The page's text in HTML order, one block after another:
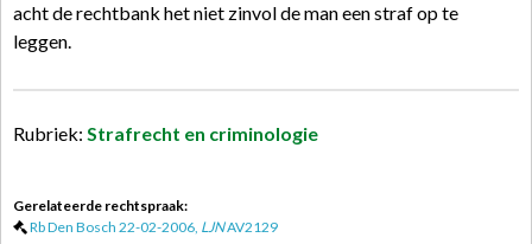
acht de rechtbank het niet zinvol de man een straf op te
leggen.
Rubriek: Strafrecht en criminologie
Gerelateerde rechtspraak:
Rb Den Bosch 22-02-2006, LJNAV2129